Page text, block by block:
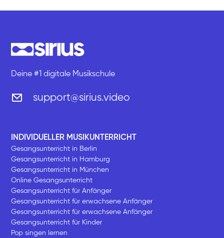
Deine #1 digitale Musikschule
support@sirius.video
INDIVIDUELLER MUSIKUNTERRICHT
Gesangsunterricht in Berlin
Gesangsunterricht in Hamburg
Gesangsunterricht in München
Online Gesangsunterricht
Gesangsunterricht für Anfänger
Gesangsunterricht für erwachsene Anfänger
Gesangsunterricht für erwachsene Anfänger
Gesangsunterricht für Kinder
Pop singen lernen